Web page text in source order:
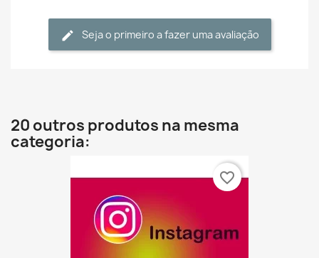
Seja o primeiro a fazer uma avaliação
20 outros produtos na mesma
categoria:
favorite_border